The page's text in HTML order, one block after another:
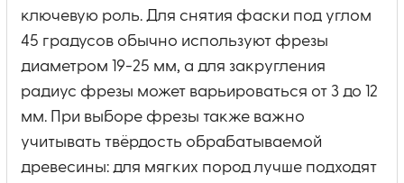
ключевую роль. Для снятия фаски под углом
45 градусов обычно используют фрезы
диаметром 19-25 мм, а для закругления
радиус фрезы может варьироваться от 3 до 12
мм. При выборе фрезы также важно
учитывать твёрдость обрабатываемой
древесины: для мягких пород лучше подходят